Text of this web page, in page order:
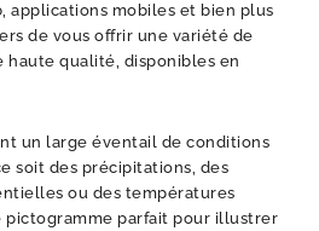
applications mobiles et bien plus
de vous offrir une variété de
haute qualité, disponibles en
un large éventail de conditions
soit des précipitations, des
ou des températures
pictogramme parfait pour illustrer